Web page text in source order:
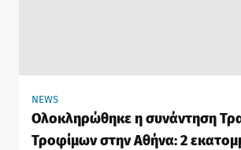
NEWS
Ολοκληρώθηκε η συνάντηση
Τροφίμων στην Αθήνα: 2